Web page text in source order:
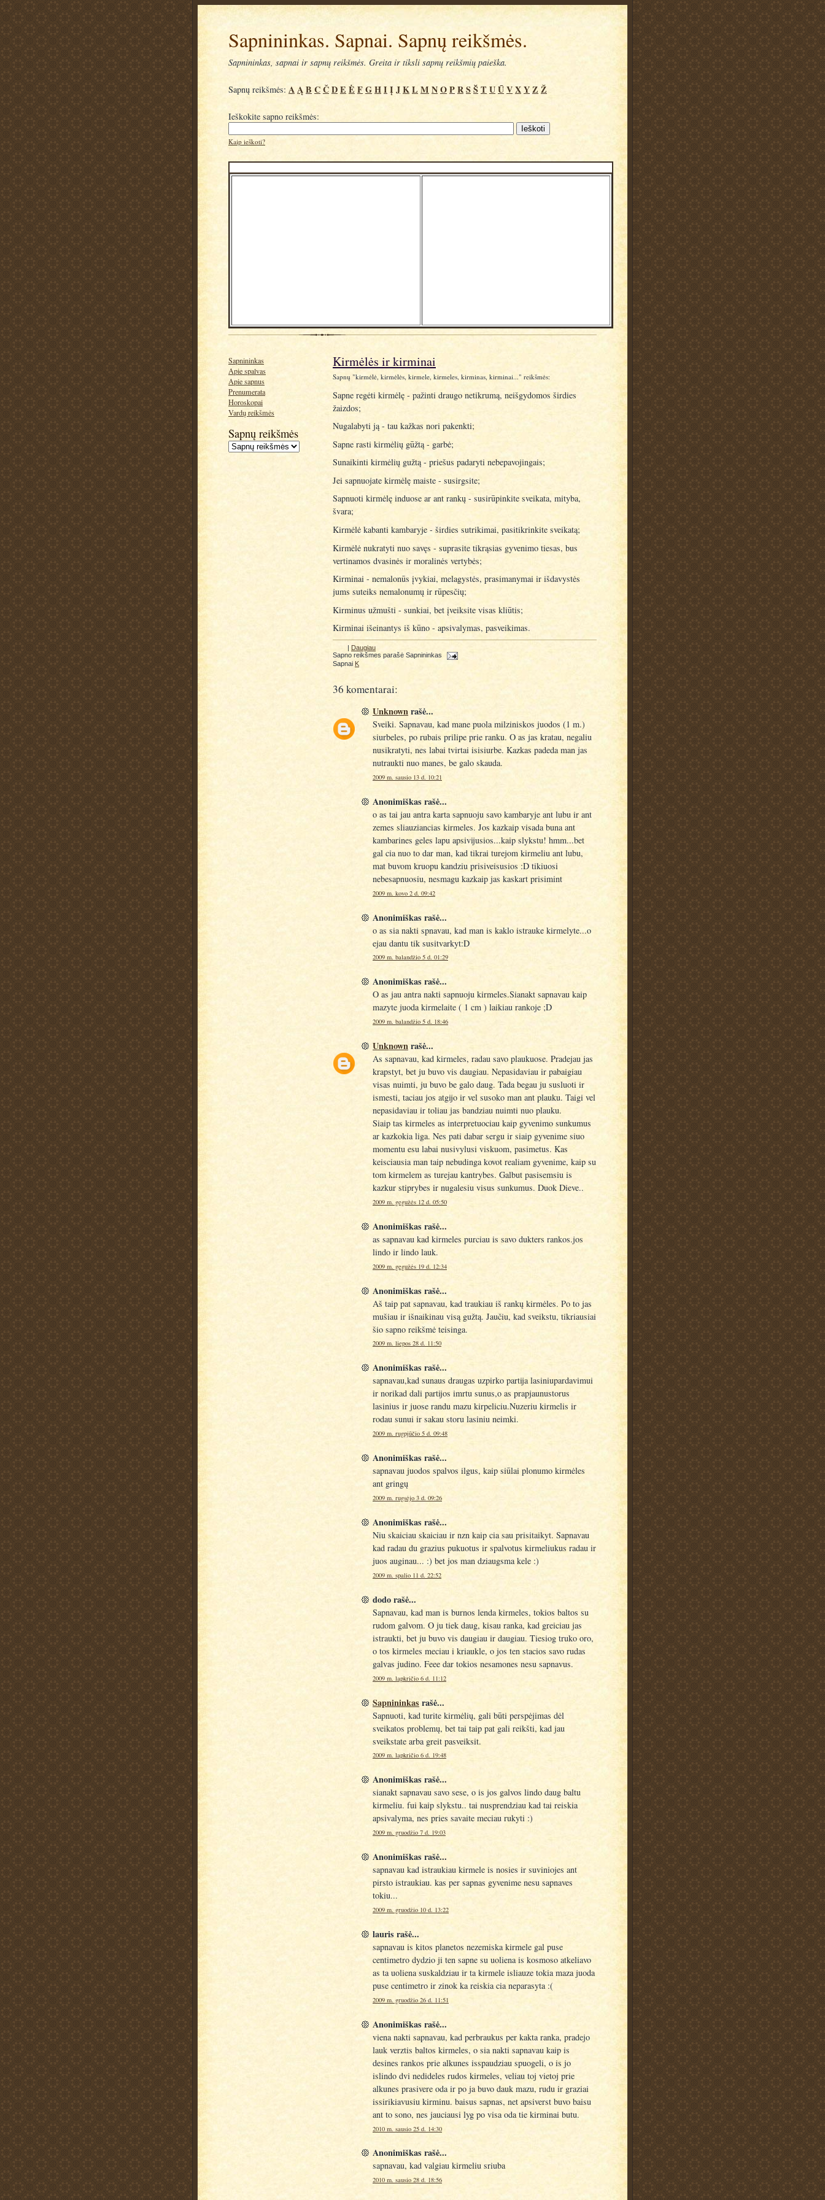
Sapnininkas. Sapnai. Sapnų reikšmės.
Sapnininkas, sapnai ir sapnų reikšmės. Greita ir tiksli sapnų reikšmių paieška.
Sapnų reikšmės: AĄB CČDE Ė FGHIĮJKL M NOPRSŠT UŪVXYZ Ž
Ieškokite sapno reikšmės:
Kaip ieškoti?
Sapnininkas
Apie spalvas
Apie sapnus
Prenumerata
Horoskopai
Vardų reikšmės
Sapnų reikšmės
Kirmėlės ir kirminai
Sapnų "kirmėlė, kirmėlės, kirmele, kirmeles, kirminas, kirminai..." reikšmės:
Sapne regėti kirmėlę - pažinti draugo netikrumą, neišgydomos širdies
žaizdos;
Nugalabyti ją - tau kažkas nori pakenkti;
Sapne rasti kirmėlių gūžtą - garbė;
Sunaikinti kirmėlių gužtą - priešus padaryti nebepavojingais;
Jei sapnuojate kirmėlę maiste - susirgsite;
Sapnuoti kirmėlę induose ar ant rankų - susirūpinkite sveikata, mityba,
švara;
Kirmėlė kabanti kambaryje - širdies sutrikimai, pasitikrinkite sveikatą;
Kirmėlė nukratyti nuo savęs - suprasite tikrąsias gyvenimo tiesas, bus
vertinamos dvasinės ir moralinės vertybės;
Kirminai - nemalonūs įvykiai, melagystės, prasimanymai ir išdavystės
jums suteiks nemalonumų ir rūpesčių;
Kirminus užmušti - sunkiai, bet įveiksite visas kliūtis;
Kirminai išeinantys iš kūno - apsivalymas, pasveikimas.
| Daugiau
Sapno reikšmes parašė Sapnininkas
Sapnai K
36 komentarai:
Unknownrašė...
Sveiki. Sapnavau, kad mane puola milziniskos juodos (1 m.)
siurbeles, po rubais prilipe prie ranku. O as jas kratau, negaliu
nusikratyti, nes labai tvirtai isisiurbe. Kazkas padeda man jas
nutraukti nuo manes, be galo skauda.
2009 m. sausio 13 d. 10:21
Anonimiškas rašė...
o as tai jau antra karta sapnuoju savo kambaryje ant lubu ir ant
zemes sliauziancias kirmeles. Jos kazkaip visada buna ant
kambarines geles lapu apsivijusios...kaip slykstu! hmm...bet
gal cia nuo to dar man, kad tikrai turejom kirmeliu ant lubu,
mat buvom kruopu kandziu prisiveisusios :D tikiuosi
nebesapnuosiu, nesmagu kazkaip jas kaskart prisimint
2009 m. kovo 2 d. 09:42
Anonimiškas rašė...
o as sia nakti spnavau, kad man is kaklo istrauke kirmelyte...o
ejau dantu tik susitvarkyt:D
2009 m. balandžio 5 d. 01:29
Anonimiškas rašė...
O as jau antra nakti sapnuoju kirmeles.Sianakt sapnavau kaip
mazyte juoda kirmelaite ( 1 cm ) laikiau rankoje ;D
2009 m. balandžio 5 d. 18:46
Unknownrašė...
As sapnavau, kad kirmeles, radau savo plaukuose. Pradejau jas
krapstyt, bet ju buvo vis daugiau. Nepasidaviau ir pabaigiau
visas nuimti, ju buvo be galo daug. Tada begau ju susluoti ir
ismesti, taciau jos atgijo ir vel susoko man ant plauku. Taigi vel
nepasidaviau ir toliau jas bandziau nuimti nuo plauku.
Siaip tas kirmeles as interpretuociau kaip gyvenimo sunkumus
ar kazkokia liga. Nes pati dabar sergu ir siaip gyvenime siuo
momentu esu labai nusivylusi viskuom, pasimetus. Kas
keisciausia man taip nebudinga kovot realiam gyvenime, kaip su
tom kirmelem as turejau kantrybes. Galbut pasisemsiu is
kazkur stiprybes ir nugalesiu visus sunkumus. Duok Dieve..
2009 m. gegužės 12 d. 05:50
Anonimiškas rašė...
as sapnavau kad kirmeles purciau is savo dukters rankos.jos
lindo ir lindo lauk.
2009 m. gegužės 19 d. 12:34
Anonimiškas rašė...
Aš taip pat sapnavau, kad traukiau iš rankų kirmėles. Po to jas
mušiau ir išnaikinau visą gužtą. Jaučiu, kad sveikstu, tikriausiai
šio sapno reikšmė teisinga.
2009 m. liepos 28 d. 11:50
Anonimiškas rašė...
sapnavau,kad sunaus draugas uzpirko partija lasiniupardavimui
ir norikad dali partijos imrtu sunus,o as prapjaunustorus
lasinius ir juose randu mazu kirpeliciu.Nuzeriu kirmelis ir
rodau sunui ir sakau storu lasiniu neimki.
2009 m. rugpjūčio 5 d. 09:48
Anonimiškas rašė...
sapnavau juodos spalvos ilgus, kaip siūlai plonumo kirmėles
ant gringų
2009 m. rugsėjo 3 d. 09:26
Anonimiškas rašė...
Niu skaiciau skaiciau ir nzn kaip cia sau prisitaikyt. Sapnavau
kad radau du grazius pukuotus ir spalvotus kirmeliukus radau ir
juos auginau... :) bet jos man dziaugsma kele :)
2009 m. spalio 11 d. 22:52
dodo rašė...
Sapnavau, kad man is burnos lenda kirmeles, tokios baltos su
rudom galvom. O ju tiek daug, kisau ranka, kad greiciau jas
istraukti, bet ju buvo vis daugiau ir daugiau. Tiesiog truko oro,
o tos kirmeles meciau i kriaukle, o jos ten stacios savo rudas
galvas judino. Feee dar tokios nesamones nesu sapnavus.
2009 m. lapkričio 6 d. 11:12
Sapnininkas rašė...
Sapnuoti, kad turite kirmėlių, gali būti perspėjimas dėl
sveikatos problemų, bet tai taip pat gali reikšti, kad jau
sveikstate arba greit pasveiksit.
2009 m. lapkričio 6 d. 19:48
Anonimiškas rašė...
sianakt sapnavau savo sese, o is jos galvos lindo daug baltu
kirmeliu. fui kaip slykstu.. tai nusprendziau kad tai reiskia
apsivalyma, nes pries savaite meciau rukyti :)
2009 m. gruodžio 7 d. 19:03
Anonimiškas rašė...
sapnavau kad istraukiau kirmele is nosies ir suviniojes ant
pirsto istraukiau. kas per sapnas gyvenime nesu sapnaves
tokiu...
2009 m. gruodžio 10 d. 13:22
lauris rašė...
sapnavau is kitos planetos nezemiska kirmele gal puse
centimetro dydzio ji ten sapne su uoliena is kosmoso atkeliavo
as ta uoliena suskaldziau ir ta kirmele isliauze tokia maza juoda
puse centimetro ir zinok ka reiskia cia neparasyta :(
2009 m. gruodžio 26 d. 11:51
Anonimiškas rašė...
viena nakti sapnavau, kad perbraukus per kakta ranka, pradejo
lauk verztis baltos kirmeles, o sia nakti sapnavau kaip is
desines rankos prie alkunes isspaudziau spuogeli, o is jo
islindo dvi nedideles rudos kirmeles, veliau toj vietoj prie
alkunes prasivere oda ir po ja buvo dauk mazu, rudu ir graziai
issirikiavusiu kirminu. baisus sapnas, net apsiverst buvo baisu
ant to sono, nes jauciausi lyg po visa oda tie kirminai butu.
2010 m. sausio 25 d. 14:30
Anonimiškas rašė...
sapnavau, kad valgiau kirmeliu sriuba
2010 m. sausio 28 d. 18:56